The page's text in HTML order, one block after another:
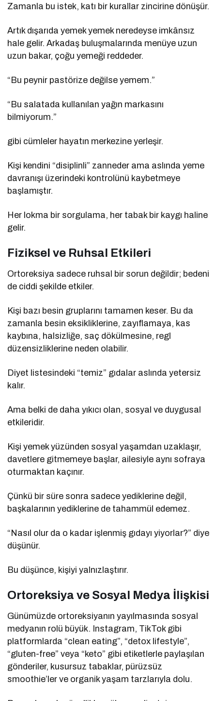
Zamanla bu istek, katı bir kurallar zincirine dönüşür.
Artık dışarıda yemek yemek neredeyse imkânsız
hale gelir. Arkadaş buluşmalarında menüye uzun
uzun bakar, çoğu yemeği reddeder.
“Bu peynir pastörize değilse yemem.”
“Bu salatada kullanılan yağın markasını
bilmiyorum.”
gibi cümleler hayatın merkezine yerleşir.
Kişi kendini “disiplinli” zanneder ama aslında yeme
davranışı üzerindeki kontrolünü kaybetmeye
başlamıştır.
Her lokma bir sorgulama, her tabak bir kaygı haline
gelir.
Fiziksel ve Ruhsal Etkileri
Ortoreksiya sadece ruhsal bir sorun değildir; bedeni
de ciddi şekilde etkiler.
Kişi bazı besin gruplarını tamamen keser. Bu da
zamanla besin eksikliklerine, zayıflamaya, kas
kaybına, halsizliğe, saç dökülmesine, regl
düzensizliklerine neden olabilir.
Diyet listesindeki “temiz” gıdalar aslında yetersiz
kalır.
Ama belki de daha yıkıcı olan, sosyal ve duygusal
etkileridir.
Kişi yemek yüzünden sosyal yaşamdan uzaklaşır,
davetlere gitmemeye başlar, ailesiyle aynı sofraya
oturmaktan kaçınır.
Çünkü bir süre sonra sadece yediklerine değil,
başkalarının yediklerine de tahammül edemez.
“Nasıl olur da o kadar işlenmiş gıdayı yiyorlar?” diye
düşünür.
Bu düşünce, kişiyi yalnızlaştırır.
Ortoreksiya ve Sosyal Medya İlişkisi
Günümüzde ortoreksiyanın yayılmasında sosyal
medyanın rolü büyük. Instagram, TikTok gibi
platformlarda “clean eating”, “detox lifestyle”,
“gluten-free” veya “keto” gibi etiketlerle paylaşılan
gönderiler, kusursuz tabaklar, pürüzsüz
smoothie’ler ve organik yaşam tarzlarıyla dolu.